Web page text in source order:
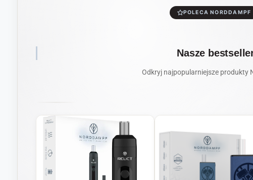
POLECA NORDDAMPF
Nasze
Odkryj najpopularniejsze produkty